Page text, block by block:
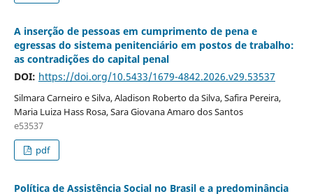
A inserção de pessoas em cumprimento de pena e
egressas do sistema penitenciário em postos de trabalho:
as contradições do capital penal
DOI: https://doi.org/10.5433/1679-4842.2026.v29.53537
Silmara Carneiro e Silva, Aladison Roberto da Silva, Safira Pereira,
Maria Luiza Hass Rosa, Sara Giovana Amaro dos Santos
e53537
pdf
Política de Assistência Social no Brasil e a predominância